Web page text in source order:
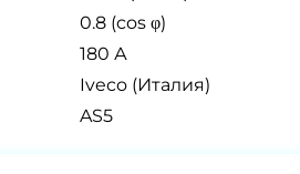
0.8 (cos φ)
180 А
Iveco (Италия)
AS5